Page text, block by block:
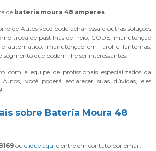
de bateria moura 48 amperes
de Autos você pode achar essa e outras soluções
troca de pastilhas de freio, CODE, manutenção
automático, manutenção em farol e lanternas,
segmento que podem-lhe ser interessantes.
com a equipe de profissionais especializados da
você poderá esclarecer suas dúvidas, eles
sobre Bateria Moura 48
ou clique aqui e entre em contato por email.